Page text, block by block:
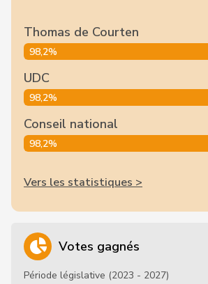
Thomas de Courten
98,2%
UDC
98,2%
Conseil national
98,2%
Vers les statistiques >
Votes gagnés
Période législative (2023 - 2027)